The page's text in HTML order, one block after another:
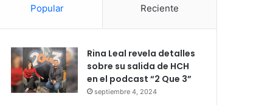
Popular Reciente
Rina Leal revela detalles
sobre su salida de HCH
en el podcast “2 Que 3”
septiembre 4, 2024